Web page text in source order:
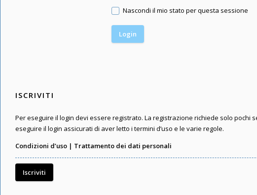
Nascondi il mio stato per questa sessione
ISCRIVITI
Per eseguire il login devi essere registrato. La registrazione richiede solo pochi
eseguire il login assicurati di aver letto i termini d’uso e le varie regole.
Condizioni d’uso | Trattamento dei dati personali
Iscriviti